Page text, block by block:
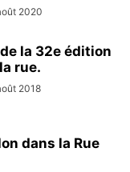
2020
la 32e édition
rue.
2018
dans la Rue